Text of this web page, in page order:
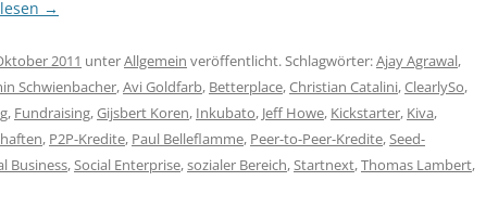
→
2011 unterAllgemein veröffentlicht. Schlagwörter:Ajay Agrawal,
Schwienbacher,Avi Goldfarb, Betterplace,Christian Catalini,ClearlySo,
, Fundraising,Gijsbert Koren, Inkubato, Jeff Howe, Kickstarter, Kiva,
, P2P-Kredite, Paul Belleflamme, Peer-to-Peer-Kredite,Seed-
Business,Social Enterprise,sozialer Bereich,Startnext,Thomas Lambert,